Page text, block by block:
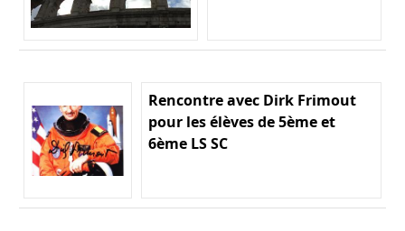
Rencontre avec Dirk Frimout
pour les élèves de 5ème et
6ème LS SC